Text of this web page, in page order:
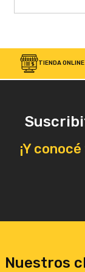
TIENDA ONLINE
¡Y
Nuestros